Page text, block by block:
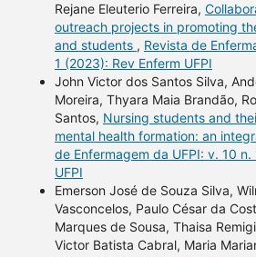
Rejane Eleuterio Ferreira,
outreach projects in promoting
and students , Revista de
1 (2023): Rev Enferm UFPI
John Victor dos Santos Silva,
Moreira, Thyara Maia Brandão,
Santos, Nursing students and
mental health formation: an
de Enfermagem da UFPI: v. 10 n.
UFPI
Emerson José de Souza Silva,
Vasconcelos, Paulo César da
Marques de Sousa, Thaisa
Victor Batista Cabral, Maria